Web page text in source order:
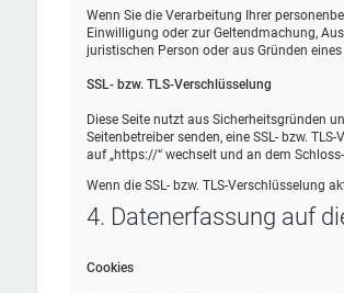
Wenn Sie die Verarbeitung Ihrer
Einwilligung oder zur Geltendmachung,
juristischen Person oder aus Gründen
SSL- bzw. TLS-Verschlüsselung
Diese Seite nutzt aus Sicherheitsgründen
Seitenbetreiber senden, eine SSL- bzw.
auf „https://“ wechselt und an dem
Wenn die SSL- bzw. TLS-Verschlüsselung
4. Datenerfassung auf
Cookies